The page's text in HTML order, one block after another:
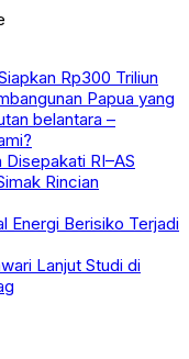
Rp300 Triliun
Papua yang
belantara –
RI–AS
Rincian
Energi Berisiko Terjadi
Lanjut Studi di